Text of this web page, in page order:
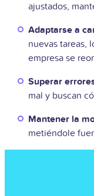
ajustados,
Adaptarse a
nuevas tareas,
empresa se
Superar
mal y buscan
Mantener la
metiéndole